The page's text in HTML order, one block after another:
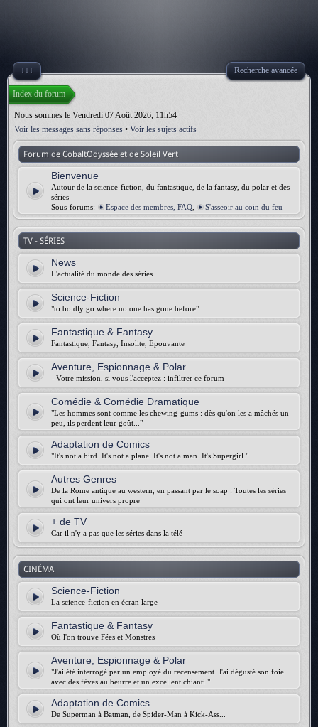
↓↓↓ Recherche avancée
Index du forum
Nous sommes le Vendredi 07 Août 2026, 11h54
Voir les messages sans réponses • Voir les sujets actifs
Forum de CobaltOdyssée et de Soleil Vert
Bienvenue
Autour de la science-fiction, du fantastique, de la fantasy, du polar et des
séries
Sous-forums:
Espace des membres, FAQ S'asseoir au coin du feu
TV - SÉRIES
News
L'actualité du monde des séries
Science-Fiction
"to boldly go where no one has gone before"
Fantastique & Fantasy
Fantastique, Fantasy, Insolite, Epouvante
Aventure, Espionnage & Polar
- Votre mission, si vous l'acceptez : infiltrer ce forum
Comédie & Comédie Dramatique
"Les hommes sont comme les chewing-gums : dès qu'on les a mâchés un
peu, ils perdent leur goût..."
Adaptation de Comics
"It's not a bird. It's not a plane. It's not a man. It's Supergirl."
Autres Genres
De la Rome antique au western, en passant par le soap : Toutes les séries
qui ont leur univers propre
+ de TV
Car il n'y a pas que les séries dans la télé
CINÉMA
Science-Fiction
La science-fiction en écran large
Fantastique & Fantasy
Où l'on trouve Fées et Monstres
Aventure, Espionnage & Polar
"J'ai été interrogé par un employé du recensement. J'ai dégusté son foie
avec des fèves au beurre et un excellent chianti."
Adaptation de Comics
De Superman à Batman, de Spider-Man à Kick-Ass...